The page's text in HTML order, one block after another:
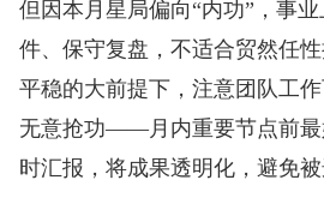
但因本月星局偏向“内功”，事
件、保守复盘，不适合贸然任
平稳的大前提下，注意团队工
无意抢功——月内重要节点前最
时汇报，将成果透明化，避免被